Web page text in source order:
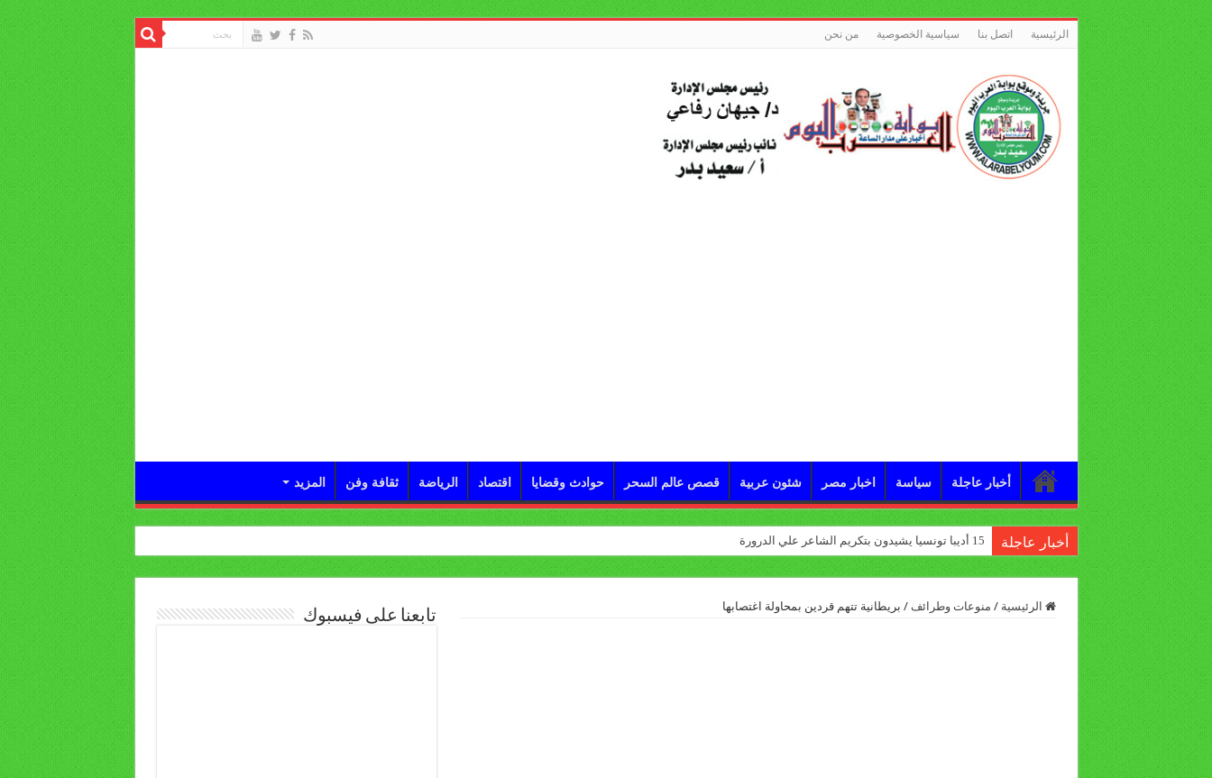
الرئيسية اتصل بنا سياسية الخصوصية من نحن
أخبار عاجلة سياسة اخبار مصر شئون عربية قصص عالم السحر حوادث وقضايا اقتصاد الرياضة ثقافة وفن المزيد
أخبار عاجلة 15 أديبا تونسيا يشيدون بتكريم الشاعر علي الدرورة
الرئيسية / منوعات وطرائف / بريطانية تتهم قردين بمحاولة اغتصابها
تابعنا على فيسبوك